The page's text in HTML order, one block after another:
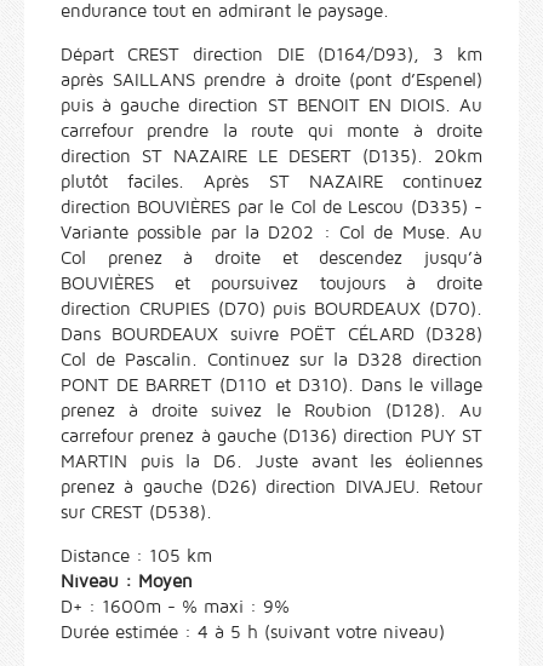
endurance tout en admirant le paysage.
Départ CREST direction DIE (D164/D93), 3 km
après SAILLANS prendre à droite (pont d’Espenel)
puis à gauche direction ST BENOIT EN DIOIS. Au
carrefour prendre la route qui monte à droite
direction ST NAZAIRE LE DESERT (D135). 20km
plutôt faciles. Après ST NAZAIRE continuez
direction BOUVIÈRES par le Col de Lescou (D335) -
Variante possible par la D202 : Col de Muse. Au
Col prenez à droite et descendez jusqu’à
BOUVIÈRES et poursuivez toujours à droite
direction CRUPIES (D70) puis BOURDEAUX (D70).
Dans BOURDEAUX suivre POËT CÉLARD (D328)
Col de Pascalin. Continuez sur la D328 direction
PONT DE BARRET (D110 et D310). Dans le village
prenez à droite suivez le Roubion (D128). Au
carrefour prenez à gauche (D136) direction PUY ST
MARTIN puis la D6. Juste avant les éoliennes
prenez à gauche (D26) direction DIVAJEU. Retour
sur CREST (D538).
Distance : 105 km
Niveau : Moyen
D+ : 1600m - % maxi : 9%
Durée estimée : 4 à 5 h (suivant votre niveau)